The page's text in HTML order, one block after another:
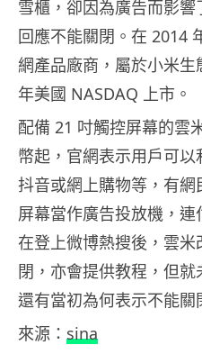
雪櫃，卻因為廣告而影
回應不能關閉。在 2014
網產品廠商，屬於小米
年美國 NASDAQ 上市。
配備 21 吋觸控屏幕的雲
幣起，官網表示用戶可
抖音或網上購物等，有
屏幕當作廣告投放機，連
在登上微博熱搜後，雲
閉，亦會提供教程，但就
還有當初為何表示不能關
來源： sina